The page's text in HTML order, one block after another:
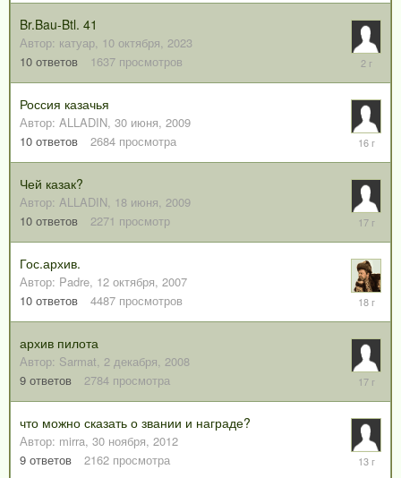
2011
Br.Bau-Btl. 41
Автор: катуар, 10 октября, 2023
10 ответов 1637 просмотров
11
2023
Россия казачья
Автор: ALLADIN, 30 июня, 2009
10 ответов 2684 просмотра
2009
Чей казак?
Автор: ALLADIN, 18 июня, 2009
10 ответов 2271 просмотр
23
2009
Гос.архив.
Автор: Padre, 12 октября, 2007
10 ответов 4487 просмотров
2007
архив пилота
Автор: Sarmat, 2 декабря, 2008
9 ответов 2784 просмотра
16
2009
что можно сказать о звании и награде?
Автор: mirra, 30 ноября, 2012
9 ответов 2162 просмотра
11